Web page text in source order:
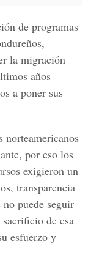
de programas
la migración
años
a poner sus
norteamericanos
por eso los
exigieron un
transparencia
puede seguir
de esa
esfuerzo y